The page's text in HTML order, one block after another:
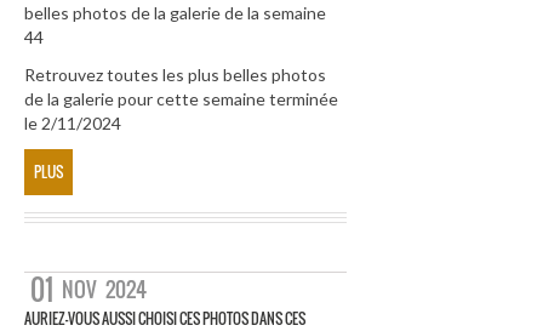
belles photos de la galerie de la semaine
44
Retrouvez toutes les plus belles photos
de la galerie pour cette semaine terminée
le 2/11/2024
PLUS
01 NOV 2024
AURIEZ-VOUS AUSSI CHOISI CES PHOTOS DANS CES